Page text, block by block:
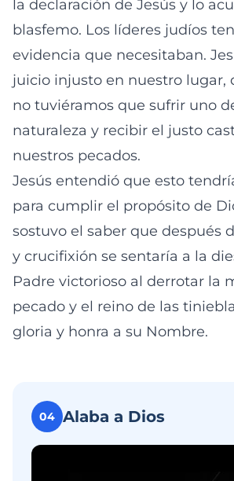
la declaración de Jesús y lo
blasfemo. Los líderes judíos
evidencia que necesitaban.
juicio injusto en nuestro lugar,
no tuviéramos que sufrir uno
naturaleza y recibir el justo
nuestros pecados.
Jesús entendió que esto
para cumplir el propósito de
sostuvo el saber que después
y crucifixión se sentaría a la
Padre victorioso al derrotar la
pecado y el reino de las
gloria y honra a su Nombre.
04 Alaba a Dios